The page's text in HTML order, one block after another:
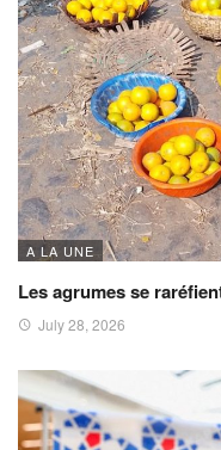
A LA UNE
Les agrumes se
July 28, 2026